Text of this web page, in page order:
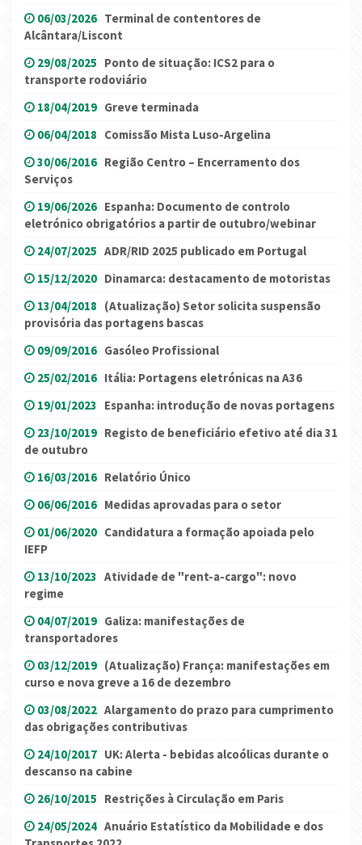
06/03/2026 Terminal de contentores de
Alcântara/Liscont
29/08/2025 Ponto de situação: ICS2 para o
transporte rodoviário
18/04/2019 Greve terminada
06/04/2018 Comissão Mista Luso-Argelina
30/06/2016 Região Centro – Encerramento dos
Serviços
19/06/2026 Espanha: Documento de controlo
eletrónico obrigatórios a partir de outubro/webinar
24/07/2025 ADR/RID 2025 publicado em Portugal
15/12/2020 Dinamarca: destacamento de motoristas
13/04/2018 (Atualização) Setor solicita suspensão
provisória das portagens bascas
09/09/2016 Gasóleo Profissional
25/02/2016 Itália: Portagens eletrónicas na A36
19/01/2023 Espanha: introdução de novas portagens
23/10/2019 Registo de beneficiário efetivo até dia 31
de outubro
16/03/2016 Relatório Único
06/06/2016 Medidas aprovadas para o setor
01/06/2020 Candidatura a formação apoiada pelo
IEFP
13/10/2023 Atividade de "rent-a-cargo": novo
regime
04/07/2019 Galiza: manifestações de
transportadores
03/12/2019 (Atualização) França: manifestações em
curso e nova greve a 16 de dezembro
03/08/2022 Alargamento do prazo para cumprimento
das obrigações contributivas
24/10/2017 UK: Alerta - bebidas alcoólicas durante o
descanso na cabine
26/10/2015 Restrições à Circulação em Paris
24/05/2024 Anuário Estatístico da Mobilidade e dos